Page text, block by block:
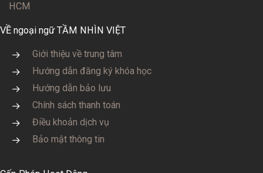
HCM
VỀ ngoại ngữ TẦM NHÌN VIỆT
Giới thiệu về trung tâm
Hướng dẫn đăng ký khóa học
Hướng dẫn bảo lưu
Chính sách thanh toán
Điều khoản dịch vụ
Bảo mật thông tin